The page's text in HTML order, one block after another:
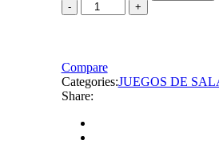
Compare
Categories:JUEGOS DE
Share: